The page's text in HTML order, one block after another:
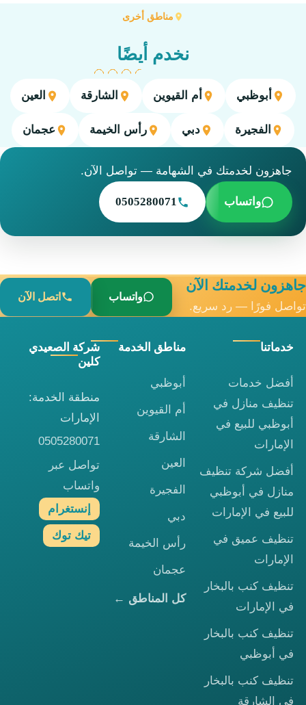
مناطق أخرى
نخدم أيضًا
أبوظبي أم القيوين الشارقة العين
الفجيرة دبي رأس الخيمة عجمان
جاهزون لخدمتك في الشهامة — تواصل الآن.
واتساب 0505280071
جاهزون لخدمتك الآن
تواصل فورًا — رد سريع.
واتساب اتصل الآن
خدماتنا
أفضل خدمات
تنظيف منازل في
أبوظبي للبيع في
الإمارات
أفضل شركة تنظيف
منازل في أبوظبي
للبيع في الإمارات
تنظيف عميق في
الإمارات
تنظيف كنب بالبخار
في الإمارات
تنظيف كنب بالبخار
في أبوظبي
تنظيف كنب بالبخار
في الشارقة
مناطق الخدمة
أبوظبي
أم القيوين
الشارقة
العين
الفجيرة
دبي
رأس الخيمة
عجمان
كل المناطق ←
شركة الصعيدي
كلين
منطقة الخدمة:
الإمارات
0505280071
تواصل عبر
واتساب
إنستغرام
تيك توك